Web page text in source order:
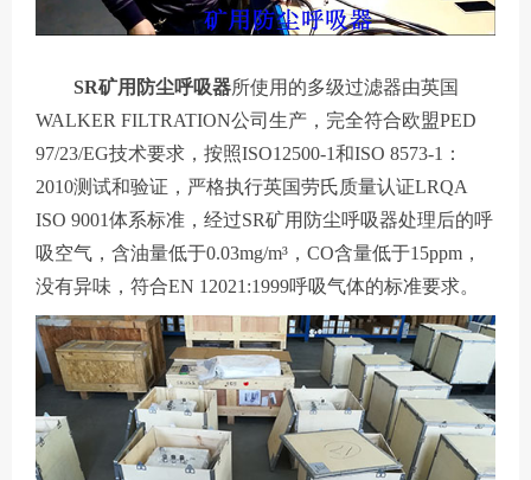
SR矿用防尘呼吸器所使用的多级过滤器由英国
WALKER FILTRATION公司生产，完全符合欧盟PED
97/23/EG技术要求，按照ISO12500-1和ISO 8573-1：
2010测试和验证，严格执行英国劳氏质量认证LRQA
ISO 9001体系标准，经过SR矿用防尘呼吸器处理后的呼
吸空气，含油量低于0.03mg/m³，CO含量低于15ppm，
没有异味，符合EN 12021:1999呼吸气体的标准要求。